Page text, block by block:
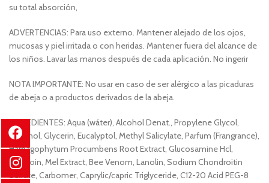
su total absorción,
ADVERTENCIAS: Para uso externo. Mantener alejado de los ojos,
mucosas y piel irritada o con heridas. Mantener fuera del alcance de
los niños. Lavar las manos después de cada aplicación. No ingerir
NOTA IMPORTANTE: No usar en caso de ser alérgico a las picaduras
de abeja o a productos derivados de la abeja.
INGREDIENTES: Aqua (wáter), Alcohol Denat., Propylene Glycol,
Menthol, Glycerin, Eucalyptol, Methyl Salicylate, Parfum (Frangrance),
Harpagophytum Procumbens Root Extract, Glucosamine Hcl,
Allantoin, Mel Extract, Bee Venom, Lanolin, Sodium Chondroitin
Sulfate, Carbomer, Caprylic/capric Triglyceride, C12-20 Acid PEG-8